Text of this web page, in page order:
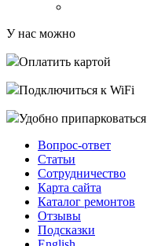
У нас можно
Оплатить картой
Подключиться к WiFi
Удобно припарковаться
Вопрос-ответ
Статьи
Сотрудничество
Карта сайта
Каталог ремонтов
Отзывы
Подсказки